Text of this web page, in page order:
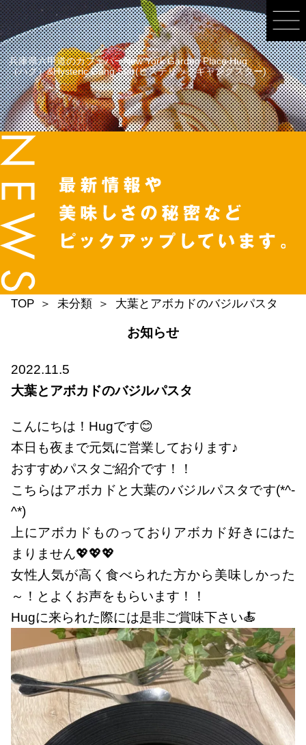
兵庫県六甲道のカフェバーNew York Garden Place Hug
（ハグ）&Hysteric Gang Star(ヒステリックギャングスター)
TOP 未分類 大葉とアボカドのバジルパスタ
お知らせ
2022.11.5
大葉とアボカドのバジルパスタ
こんにちは！Hugです😊
本日も夜まで元気に営業しております♪
おすすめパスタご紹介です！！
こちらはアボカドと大葉のバジルパスタです(*^-
^*)
上にアボカドものっておりアボカド好きにはた
まりません💖💖💖
女性人気が高く食べられた方から美味しかった
～！とよくお声をもらいます！！
Hugに来られた際には是非ご賞味下さい🍝